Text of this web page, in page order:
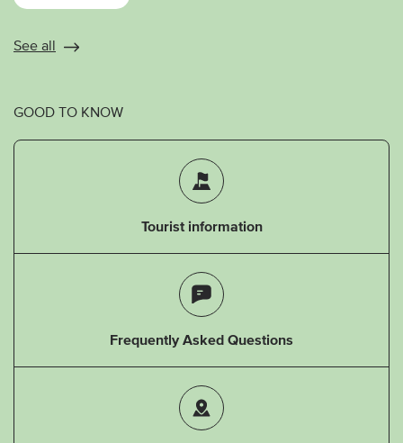
See all
GOOD TO KNOW
Tourist information
Frequently Asked Questions